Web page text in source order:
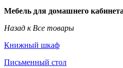
Мебель для домашнего кабинета
Назад к Все товары
Книжный шкаф
Письменный стол